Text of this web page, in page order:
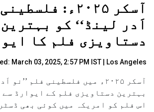
آسکر ۲۰۲۵ء:
اَدر لینڈ‘‘ کو بہترین
دستاویزی فلم کا
March 03, 2025, 2:57 PM IST | Los Angeles
آسکر ۲۰۲۵ء میں فلسطینی فلم ’’نو
بہترین دستاویزی فلم کے ایوارڈ سے
اس فلم کو امریکہ میں کوئی بھی